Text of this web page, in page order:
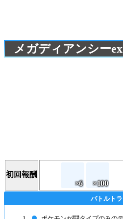
メガディアンシー
初回報酬